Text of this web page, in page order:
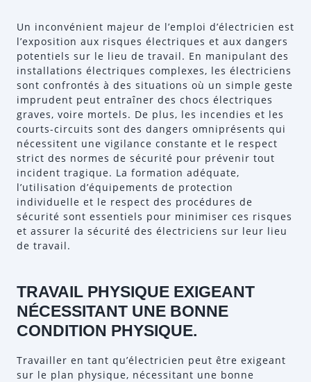
Un inconvénient majeur de l’emploi d’électricien est
l’exposition aux risques électriques et aux dangers
potentiels sur le lieu de travail. En manipulant des
installations électriques complexes, les électriciens
sont confrontés à des situations où un simple geste
imprudent peut entraîner des chocs électriques
graves, voire mortels. De plus, les incendies et les
courts-circuits sont des dangers omniprésents qui
nécessitent une vigilance constante et le respect
strict des normes de sécurité pour prévenir tout
incident tragique. La formation adéquate,
l’utilisation d’équipements de protection
individuelle et le respect des procédures de
sécurité sont essentiels pour minimiser ces risques
et assurer la sécurité des électriciens sur leur lieu
de travail.
TRAVAIL PHYSIQUE EXIGEANT
NÉCESSITANT UNE BONNE
CONDITION PHYSIQUE.
Travailler en tant qu’électricien peut être exigeant
sur le plan physique, nécessitant une bonne